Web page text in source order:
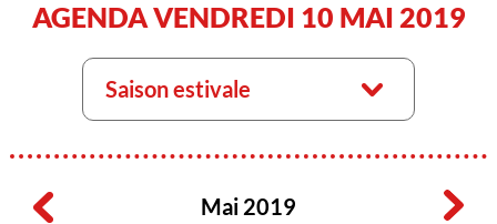
AGENDA VENDREDI 10 MAI 2019
Saison estivale
Mai 2019